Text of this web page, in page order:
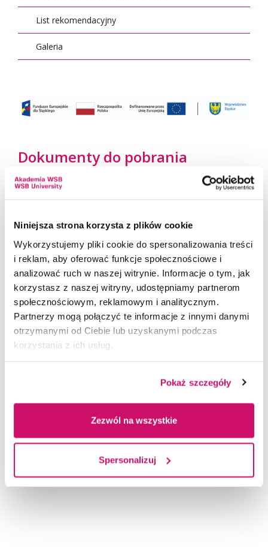
Niniejsza strona korzysta z plików cookie
Wykorzystujemy pliki cookie do spersonalizowania treści
i reklam, aby oferować funkcje społecznościowe i
analizować ruch w naszej witrynie. Informacje o tym, jak
korzystasz z naszej witryny, udostępniamy partnerom
społecznościowym, reklamowym i analitycznym.
Partnerzy mogą połączyć te informacje z innymi danymi
otrzymanymi od Ciebie lub uzyskanymi podczas
korzystania z ich usług.
Pokaż szczegóły
Zezwól na wszystkie
Spersonalizuj
List rekomendacyjny
Galeria
Dokumenty do pobrania
POBIERZ DOCX
Klauzula RODO AWSB (829 KB)
829 kB
POBIERZ DOCX
Klauzula RODO Projektu (828 KB)
POBIERZ DOCX